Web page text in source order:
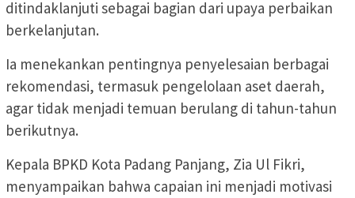
ditindaklanjuti sebagai bagian dari upaya perbaikan
berkelanjutan.
Ia menekankan pentingnya penyelesaian berbagai
rekomendasi, termasuk pengelolaan aset daerah,
agar tidak menjadi temuan berulang di tahun-tahun
berikutnya.
Kepala BPKD Kota Padang Panjang, Zia Ul Fikri,
menyampaikan bahwa capaian ini menjadi motivasi